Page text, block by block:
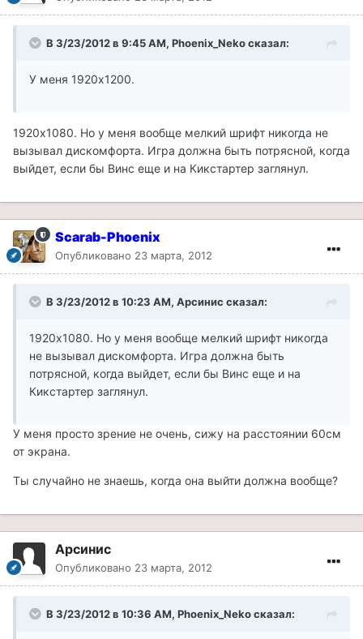
В 3/23/2012 в 9:45 AM, Phoenix_Neko сказал:
У меня 1920х1200.
1920х1080. Но у меня вообще мелкий шрифт никогда не
вызывал дискомфорта. Игра должна быть потрясной, когда
выйдет, если бы Винс еще и на Кикстартер заглянул.
Scarab-Phoenix
Опубликовано 23 марта, 2012
В 3/23/2012 в 10:23 AM, Арсинис сказал:
1920х1080. Но у меня вообще мелкий шрифт никогда
не вызывал дискомфорта. Игра должна быть
потрясной, когда выйдет, если бы Винс еще и на
Кикстартер заглянул.
У меня просто зрение не очень, сижу на расстоянии 60см
от экрана.
Ты случайно не знаешь, когда она выйти должна вообще?
Арсинис
Опубликовано 23 марта, 2012
В 3/23/2012 в 10:36 AM, Phoenix_Neko сказал: